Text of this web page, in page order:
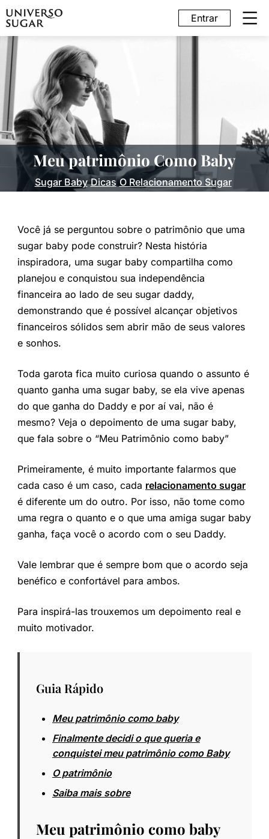
Entrar
Meu patrimônio Como Baby
Sugar Baby Dicas O Relacionamento Sugar
Você já se perguntou sobre o patrimônio que uma
sugar baby pode construir? Nesta história
inspiradora, uma sugar baby compartilha como
planejou e conquistou sua independência
financeira ao lado de seu sugar daddy,
demonstrando que é possível alcançar objetivos
financeiros sólidos sem abrir mão de seus valores
e sonhos.
Toda garota fica muito curiosa quando o assunto é
quanto ganha uma sugar baby, se ela vive apenas
do que ganha do Daddy e por aí vai, não é
mesmo? Veja o depoimento de uma sugar baby,
que fala sobre o “Meu Patrimônio como baby”
Primeiramente, é muito importante falarmos que
cada caso é um caso, cada relacionamento sugar
é diferente um do outro. Por isso, não tome como
uma regra o quanto e o que uma amiga sugar baby
ganha, faça você o acordo com o seu Daddy.
Vale lembrar que é sempre bom que o acordo seja
benéfico e confortável para ambos.
Para inspirá-las trouxemos um depoimento real e
muito motivador.
Guia Rápido
Meu patrimônio como baby
Finalmente decidi o que queria e
conquistei meu patrimônio como Baby
O patrimônio
Saiba mais sobre
Meu patrimônio como baby